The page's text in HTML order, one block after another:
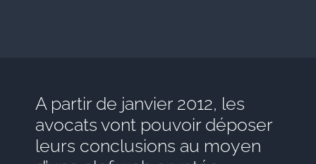
A partir de janvier 2012, les
avocats vont pouvoir déposer
leurs conclusions au moyen